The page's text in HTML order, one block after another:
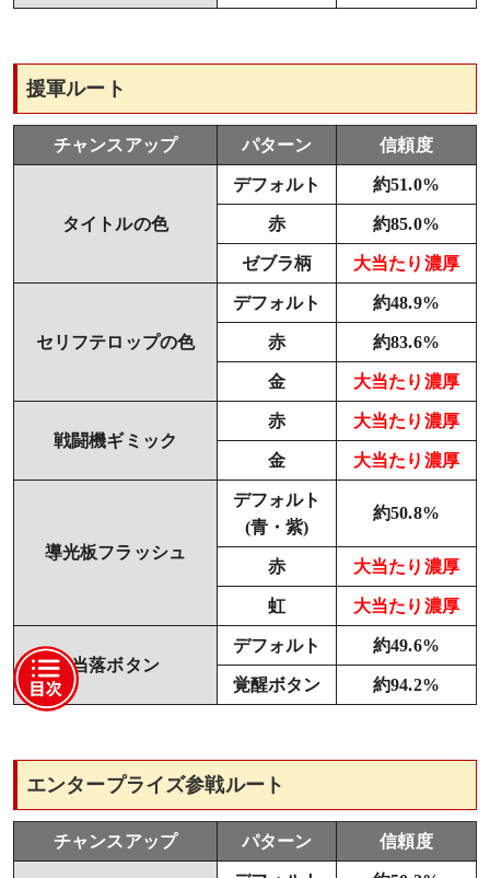
援軍ルート
チャンスアップ パターン 信頼度
タイトルの色
デフォルト 約51.0%
赤 約85.0%
ゼブラ柄 大当たり濃厚
セリフテロップの色
デフォルト 約48.9%
赤 約83.6%
金 大当たり濃厚
戦闘機ギミック
赤 大当たり濃厚
金 大当たり濃厚
導光板フラッシュ
デフォルト
(青・紫)
約50.8%
赤 大当たり濃厚
虹 大当たり濃厚
当落ボタン
デフォルト 約49.6%
覚醒ボタン 約94.2%
エンタープライズ参戦ルート
チャンスアップ パターン 信頼度